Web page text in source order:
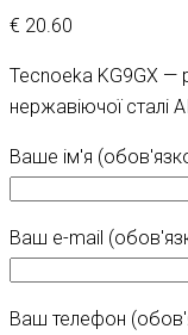
€ 20.60
Tecnoeka KG9GX —
нержавіючої сталі
Ваше ім'я
Ваш e-mail
Ваш телефон